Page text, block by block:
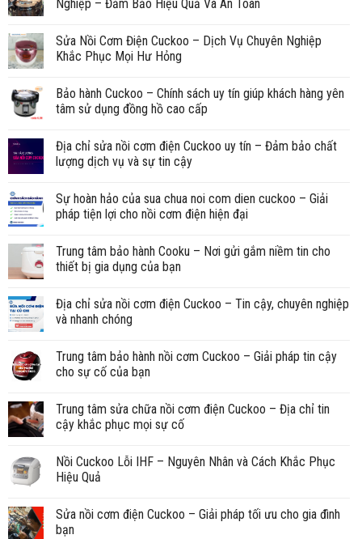
Nghiệp – Đảm Bảo Hiệu Quả Và An Toàn
Sửa Nồi Cơm Điện Cuckoo – Dịch Vụ Chuyên Nghiệp
Khắc Phục Mọi Hư Hỏng
Bảo hành Cuckoo – Chính sách uy tín giúp khách hàng yên
tâm sử dụng đồng hồ cao cấp
Địa chỉ sửa nồi cơm điện Cuckoo uy tín – Đảm bảo chất
lượng dịch vụ và sự tin cậy
Sự hoàn hảo của sua chua noi com dien cuckoo – Giải
pháp tiện lợi cho nồi cơm điện hiện đại
Trung tâm bảo hành Cooku – Nơi gửi gắm niềm tin cho
thiết bị gia dụng của bạn
Địa chỉ sửa nồi cơm điện Cuckoo – Tin cậy, chuyên nghiệp
và nhanh chóng
Trung tâm bảo hành nồi cơm Cuckoo – Giải pháp tin cậy
cho sự cố của bạn
Trung tâm sửa chữa nồi cơm điện Cuckoo – Địa chỉ tin
cậy khắc phục mọi sự cố
Nồi Cuckoo Lỗi IHF – Nguyên Nhân và Cách Khắc Phục
Hiệu Quả
Sửa nồi cơm điện Cuckoo – Giải pháp tối ưu cho gia đình
bạn